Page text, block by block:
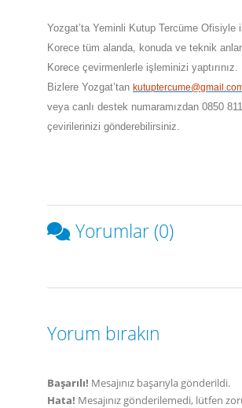
Yozgat’ta Yeminli Kutup Tercüme Ofisiyle
Korece tüm alanda, konuda ve teknik
Korece çevirmenlerle işleminizi yaptırınız.
Bizlere Yozgat’tan
veya canlı destek numaramızdan 0850
çevirilerinizi gönderebilirsiniz.
Yorumlar (0)
Yorum bırakın
Başarılı! Mesajınız başarıyla gönderildi.
Hata! Mesajınız gönderilemedi, lütfen